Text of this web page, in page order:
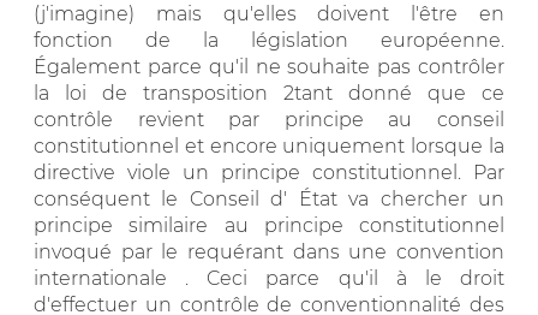
(j'imagine) mais qu'elles doivent l'être en
fonction de la législation européenne.
Également parce qu'il ne souhaite pas contrôler
la loi de transposition 2tant donné que ce
contrôle revient par principe au conseil
constitutionnel et encore uniquement lorsque la
directive viole un principe constitutionnel. Par
conséquent le Conseil d' État va chercher un
principe similaire au principe constitutionnel
invoqué par le requérant dans une convention
internationale . Ceci parce qu'il à le droit
d'effectuer un contrôle de conventionnalité des